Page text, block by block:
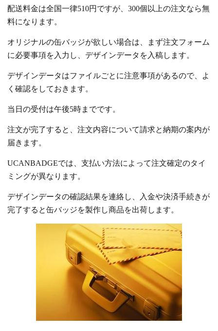
配送料金は全国一律510円ですが、300個以上の注文なら無
料になります。
オリジナルの缶バッジが欲しい場合は、まず注文フォーム
に必要事項を入力し、デザインデータを入稿します。
デザインデータはファイルごとに注意事項があるので、よ
く確認をしておきます。
当日の受付は午後5時までです。
注文が完了すると、注文内容について請求と納期の案内が
届きます。
UCANBADGEでは、支払い方法によって注文確定のタイ
ミングが異なります。
デザインデータの確認結果を連絡し、入金や決済手続きが
完了すると缶バッジを製作し商品を出荷します。